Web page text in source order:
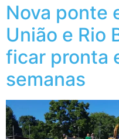
Nova ponte
União e Rio
ficar pronta
semanas